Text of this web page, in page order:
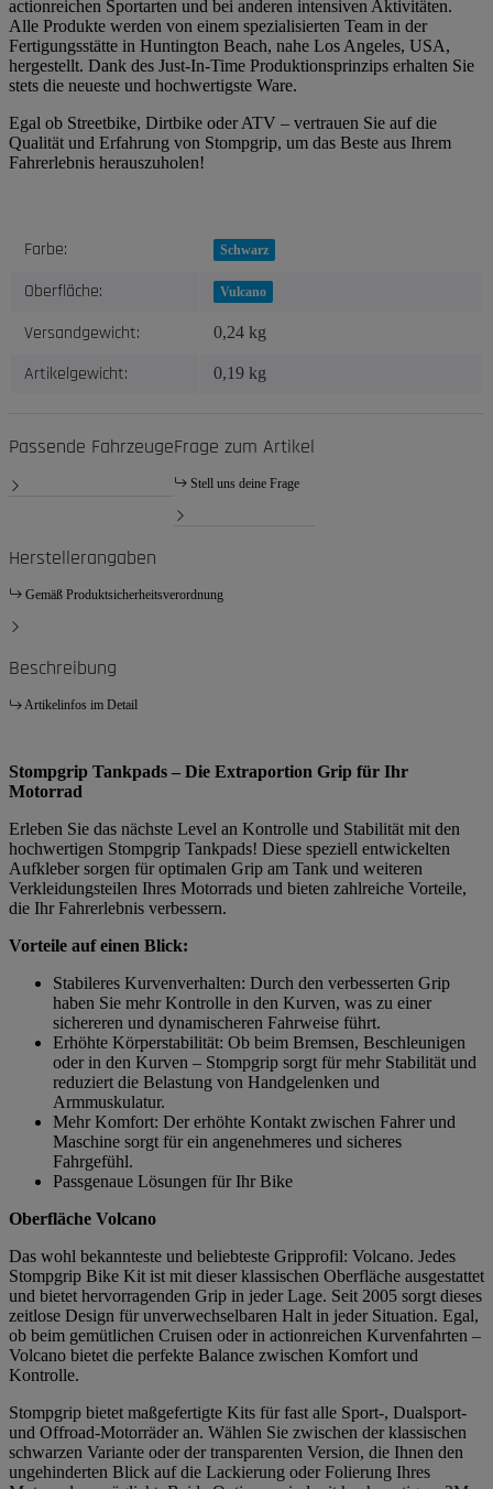
actionreichen Sportarten und bei anderen intensiven Aktivitäten.
Alle Produkte werden von einem spezialisierten Team in der
Fertigungsstätte in Huntington Beach, nahe Los Angeles, USA,
hergestellt. Dank des Just-In-Time Produktionsprinzips erhalten Sie
stets die neueste und hochwertigste Ware.
Egal ob Streetbike, Dirtbike oder ATV – vertrauen Sie auf die
Qualität und Erfahrung von Stompgrip, um das Beste aus Ihrem
Fahrerlebnis herauszuholen!
Produkteigenschaft
Wert
Farbe: Schwarz
Oberfläche: Vulcano
Versandgewicht: 0,24 kg
Artikelgewicht: 0,19 kg
Passende FahrzeugeFrage zum Artikel
Stell uns deine Frage
Herstellerangaben
Gemäß Produktsicherheitsverordnung
Beschreibung
Artikelinfos im Detail
Stompgrip Tankpads – Die Extraportion Grip für Ihr
Motorrad
Erleben Sie das nächste Level an Kontrolle und Stabilität mit den
hochwertigen Stompgrip Tankpads! Diese speziell entwickelten
Aufkleber sorgen für optimalen Grip am Tank und weiteren
Verkleidungsteilen Ihres Motorrads und bieten zahlreiche Vorteile,
die Ihr Fahrerlebnis verbessern.
Vorteile auf einen Blick:
Stabileres Kurvenverhalten: Durch den verbesserten Grip
haben Sie mehr Kontrolle in den Kurven, was zu einer
sichereren und dynamischeren Fahrweise führt.
Erhöhte Körperstabilität: Ob beim Bremsen, Beschleunigen
oder in den Kurven – Stompgrip sorgt für mehr Stabilität und
reduziert die Belastung von Handgelenken und
Armmuskulatur.
Mehr Komfort: Der erhöhte Kontakt zwischen Fahrer und
Maschine sorgt für ein angenehmeres und sicheres
Fahrgefühl.
Passgenaue Lösungen für Ihr Bike
Oberfläche Volcano
Das wohl bekannteste und beliebteste Gripprofil: Volcano. Jedes
Stompgrip Bike Kit ist mit dieser klassischen Oberfläche ausgestattet
und bietet hervorragenden Grip in jeder Lage. Seit 2005 sorgt dieses
zeitlose Design für unverwechselbaren Halt in jeder Situation. Egal,
ob beim gemütlichen Cruisen oder in actionreichen Kurvenfahrten –
Volcano bietet die perfekte Balance zwischen Komfort und
Kontrolle.
Stompgrip bietet maßgefertigte Kits für fast alle Sport-, Dualsport-
und Offroad-Motorräder an. Wählen Sie zwischen der klassischen
schwarzen Variante oder der transparenten Version, die Ihnen den
ungehinderten Blick auf die Lackierung oder Folierung Ihres